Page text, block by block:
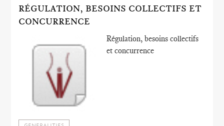
RÉGULATION, BESOINS COLLECTIFS ET
CONCURRENCE
Régulation, besoins collectifs
et concurrence